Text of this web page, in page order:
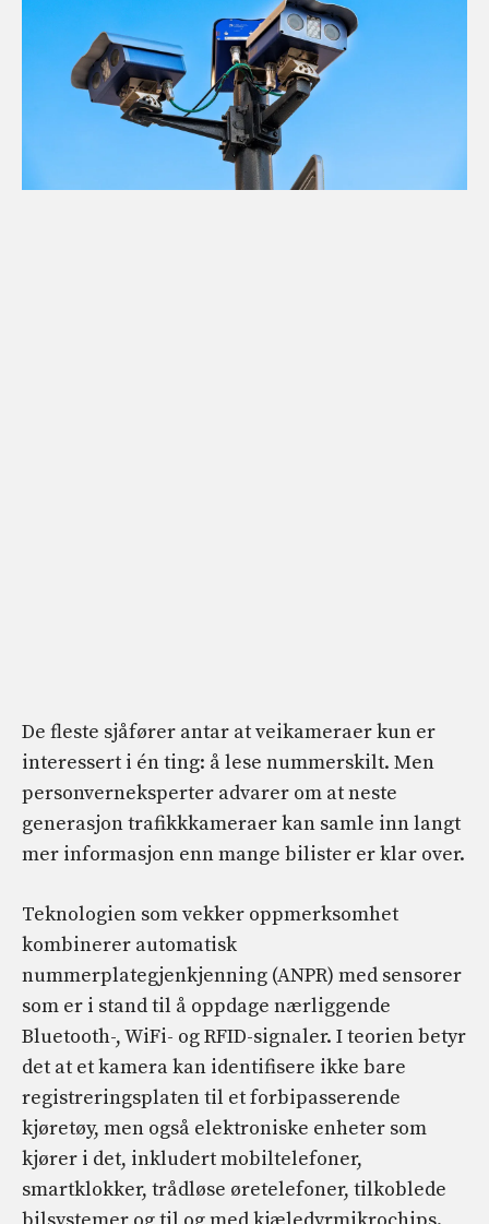
De fleste sjåfører antar at veikameraer kun er
interessert i én ting: å lese nummerskilt. Men
personverneksperter advarer om at neste
generasjon trafikkkameraer kan samle inn langt
mer informasjon enn mange bilister er klar over.
Teknologien som vekker oppmerksomhet
kombinerer automatisk
nummerplategjenkjenning (ANPR) med sensorer
som er i stand til å oppdage nærliggende
Bluetooth-, WiFi- og RFID-signaler. I teorien betyr
det at et kamera kan identifisere ikke bare
registreringsplaten til et forbipasserende
kjøretøy, men også elektroniske enheter som
kjører i det, inkludert mobiltelefoner,
smartklokker, trådløse øretelefoner, tilkoblede